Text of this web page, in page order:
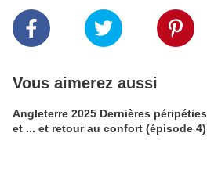
Vous aimerez aussi
Angleterre 2025 Dernières péripéties
et ... et retour au confort (épisode 4)